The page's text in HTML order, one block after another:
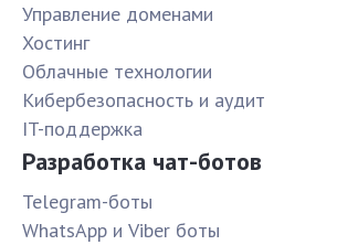
Управление доменами
Хостинг
Облачные технологии
Кибербезопасность и аудит
IT-поддержка
Разработка чат-ботов
Telegram-боты
WhatsApp и Viber боты